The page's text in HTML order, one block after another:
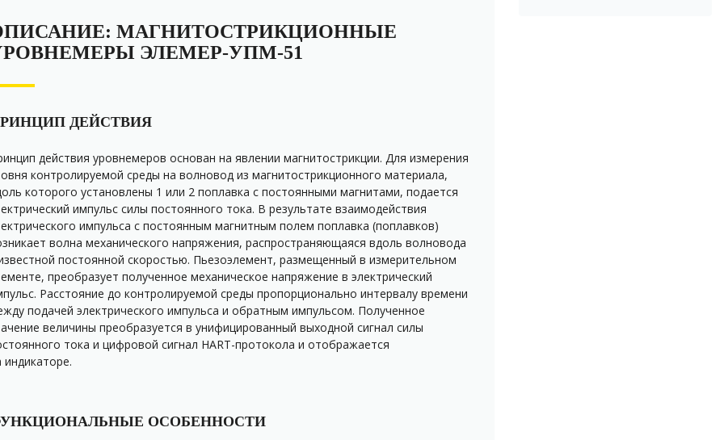
МАГНИТОСТРИКЦИОННЫЕ
ЭЛЕМЕР-УПМ-51
ДЕЙСТВИЯ
действия уровнемеров основан на явлении магнитострикции. Для измерения
контролируемой среды на волновод из магнитострикционного материала,
которого установлены 1 или 2 поплавка с постоянными магнитами, подается
импульс силы постоянного тока. В результате взаимодействия
импульса с постоянным магнитным полем поплавка (поплавков)
волна механического напряжения, распространяющаяся вдоль волновода
постоянной скоростью. Пьезоэлемент, размещенный в измерительном
преобразует полученное механическое напряжение в электрический
Расстояние до контролируемой среды пропорционально интервалу времени
подачей электрического импульса и обратным импульсом. Полученное
величины преобразуется в унифицированный выходной сигнал силы
тока и цифровой сигнал HART-протокола и отображается
индикаторе.
ОСОБЕННОСТИ